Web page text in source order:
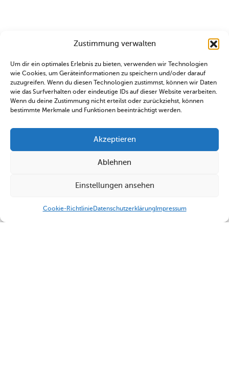
Zustimmung verwalten
Um dir ein optimales Erlebnis zu bieten, verwenden wir Technologien
wie Cookies, um Geräteinformationen zu speichern und/oder darauf
zuzugreifen. Wenn du diesen Technologien zustimmst, können wir Daten
wie das Surfverhalten oder eindeutige IDs auf dieser Website verarbeiten.
Wenn du deine Zustimmung nicht erteilst oder zurückziehst, können
bestimmte Merkmale und Funktionen beeinträchtigt werden.
Akzeptieren
Ablehnen
Einstellungen ansehen
Cookie-RichtlinieDatenschutzerklärungImpressum